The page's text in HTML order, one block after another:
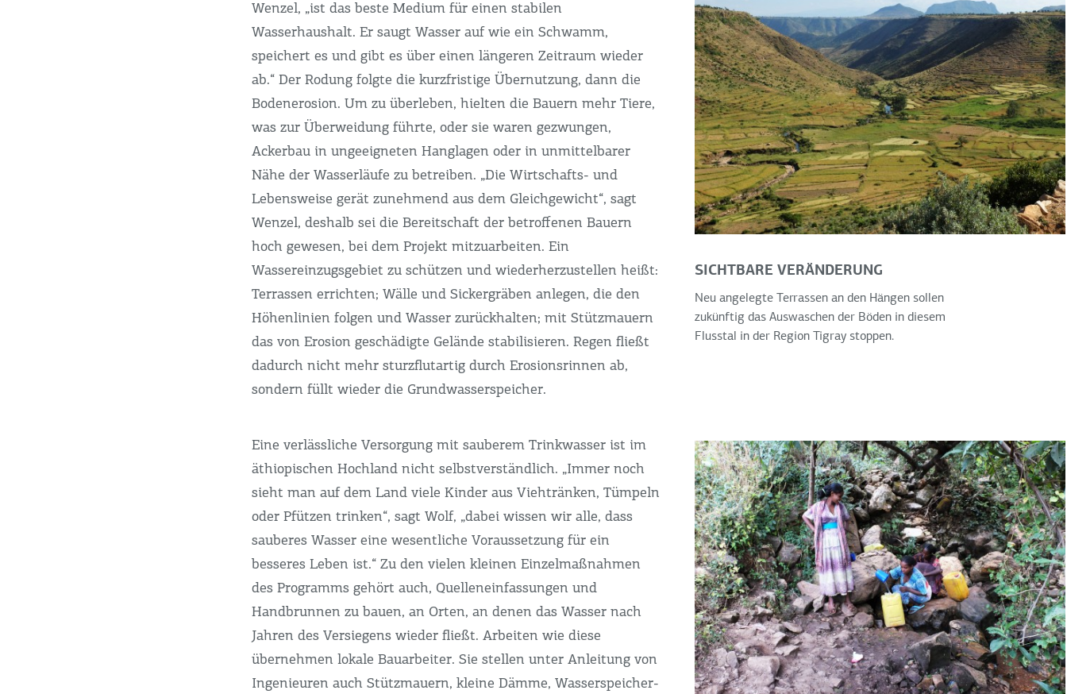
SICHTBARE VERÄNDERUNG
Neu angelegte Terrassen an den Hängen sollen
zukünftig das Auswaschen der Böden in diesem
Flusstal in der Region Tigray stoppen.
Wenzel, „ist das beste Medium für einen stabilen
Wasserhaushalt. Er saugt Wasser auf wie ein Schwamm,
speichert es und gibt es über einen längeren Zeitraum wieder
ab.“ Der Rodung folgte die kurzfristige Übernutzung, dann die
Bodenerosion. Um zu überleben, hielten die Bauern mehr Tiere,
was zur Überweidung führte, oder sie waren gezwungen,
Ackerbau in ungeeigneten Hanglagen oder in unmittelbarer
Nähe der Wasserläufe zu betreiben. „Die Wirtschafts- und
Lebensweise gerät zunehmend aus dem Gleichgewicht“, sagt
Wenzel, deshalb sei die Bereitschaft der betroffenen Bauern
hoch gewesen, bei dem Projekt mitzuarbeiten. Ein
Wassereinzugsgebiet zu schützen und wiederherzustellen heißt:
Terrassen errichten; Wälle und Sickergräben anlegen, die den
Höhenlinien folgen und Wasser zurückhalten; mit Stützmauern
das von Erosion geschädigte Gelände stabilisieren. Regen fließt
dadurch nicht mehr sturzflutartig durch Erosionsrinnen ab,
sondern füllt wieder die Grundwasserspeicher.
Eine verlässliche Versorgung mit sauberem Trinkwasser ist im
äthiopischen Hochland nicht selbstverständlich. „Immer noch
sieht man auf dem Land viele Kinder aus Viehtränken, Tümpeln
oder Pfützen trinken“, sagt Wolf, „dabei wissen wir alle, dass
sauberes Wasser eine wesentliche Voraussetzung für ein
besseres Leben ist.“ Zu den vielen kleinen Einzelmaßnahmen
des Programms gehört auch, Quelleneinfassungen und
Handbrunnen zu bauen, an Orten, an denen das Wasser nach
Jahren des Versiegens wieder fließt. Arbeiten wie diese
übernehmen lokale Bauarbeiter. Sie stellen unter Anleitung von
Ingenieuren auch Stützmauern, kleine Dämme, Wasserspeicher-